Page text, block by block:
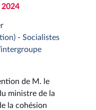
2024
- Socialistes
de M. le
ministre de la
la cohésion